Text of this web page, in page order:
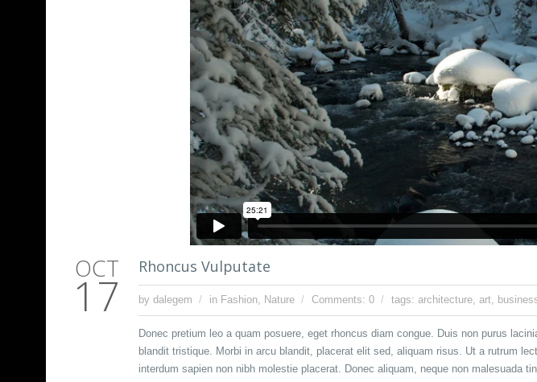
OCT
17
Rhoncus Vulputate
by dalegem in Fashion, Nature Comments: 0 tags: architecture, art,
Donec pretium leo a quam posuere, eget rhoncus diam congue. Duis non purus
blandit tristique. Morbi in arcu blandit, placerat elit sed, aliquam risus. Ut a rutrum
interdum sapien non nibh molestie placerat. Donec aliquam, neque non